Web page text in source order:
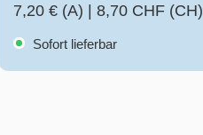
7,20 € (A) | 8,70 CHF (CH)
Sofort lieferbar